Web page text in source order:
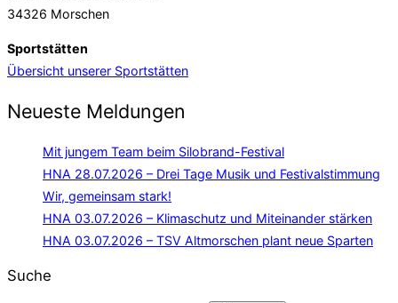
34326 Morschen
Sportstätten
Übersicht unserer Sportstätten
Neueste Meldungen
Mit jungem Team beim Silobrand-Festival
HNA 28.07.2026 – Drei Tage Musik und Festivalstimmung
Wir, gemeinsam stark!
HNA 03.07.2026 – Klimaschutz und Miteinander stärken
HNA 03.07.2026 – TSV Altmorschen plant neue Sparten
Suche